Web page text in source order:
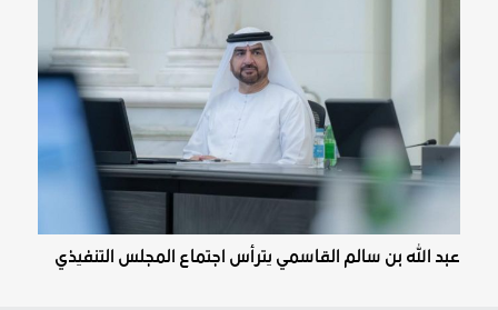
عبد الله بن سالم القاسمي يترأس اجتماع المجلس التنفيذي